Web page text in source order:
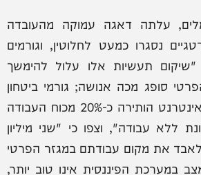
עלתה דאגה עמוקה מהעובדה
נסגרו כמעט לחלוטין, וגורמים
"שיקום תעשיות אלו עלול להימשך
סופג מכה אנושה; גורמי ביטחון
הזהירו כי "סגירת האינטרנט הותירה כ-20% מכוח העבודה
ללא עבודה", וצפו כי "שני מיליון
לאבד את מקום עבודתם במגזר הפרטי
במערכת הפיננסית אינו טוב יותר,